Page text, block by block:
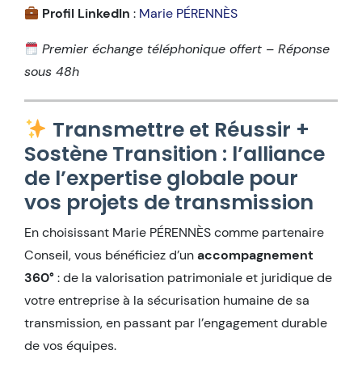
Profil LinkedIn : Marie PÉRENNÈS
Premier échange téléphonique offert – Réponse
sous 48h
Transmettre et Réussir +
Sostène Transition : l’alliance
de l’expertise globale pour
vos projets de transmission
En choisissant Marie PÉRENNÈS comme partenaire
Conseil, vous bénéficiez d’unaccompagnement
360°: de la valorisation patrimoniale et juridique de
votre entreprise à la sécurisation humaine de sa
transmission, en passant par l’engagement durable
de vos équipes.